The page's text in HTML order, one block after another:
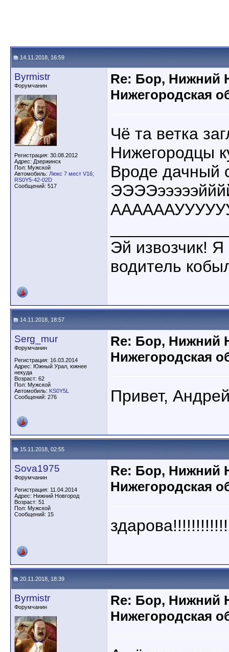
14.11.2018, 16:59
Byrmistr
Форумчанин
Регистрация: 30.08.2012
Адрес: Дзержинск
Пол: Мужской
Автомобиль: Люкс 7 мест V16;
RS0Y5-42-02D
Сообщений: 517
Re: Бор, Нижний
Нижегородская
Чё та ветка
Нижегородцы
Вроде дачный
Эй извозчик! Я
водитель
14.11.2018, 18:57
Serg_mur
Форумчанин
Регистрация: 16.03.2014
Адрес: Южный Урал, южнее
некуда
Возраст: 62
Пол: Мужской
Автомобиль: KS0Y5L
Сообщений: 276
Re: Бор, Нижний
Нижегородская
Привет,
15.11.2018, 02:55
Sova1975
Форумчанин
Регистрация: 11.04.2014
Адрес: Нижний Новгород
Возраст: 51
Пол: Мужской
Сообщений: 15
Re: Бор, Нижний
Нижегородская
20.11.2018, 18:39
Byrmistr
Форумчанин
Re: Бор, Нижний
Нижегородская